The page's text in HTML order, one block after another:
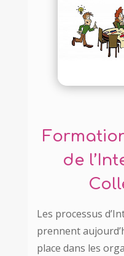
de
Les processus
prennent
place dans les